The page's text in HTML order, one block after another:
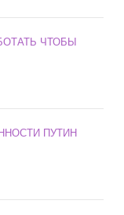
ЧТОБЫ
ПУТИН